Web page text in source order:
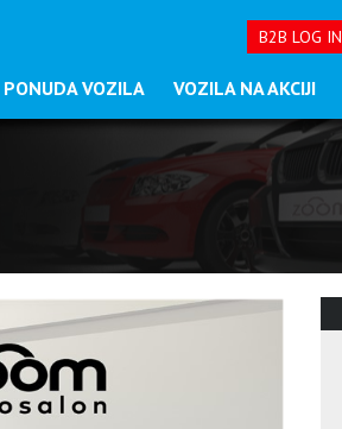
B2B LOG IN
PONUDA VOZILA VOZILA NA AKCIJI